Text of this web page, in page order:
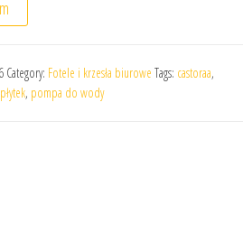
Category: Fotele i krzesła biurowe Tags: castoraa,
, pompa do wody